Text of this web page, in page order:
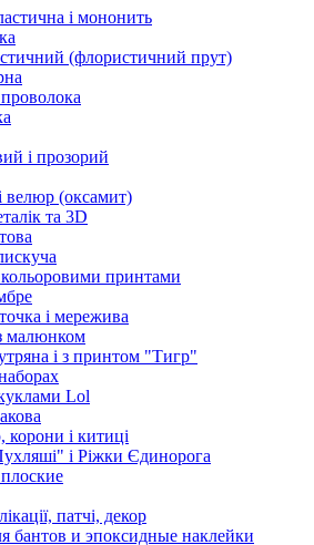
і мононить
(флористичний прут)
і прозорий
велюр (оксамит)
та 3D
принтами
і мережива
малюнком
і з принтом "Тигр"
Lol
і китиці
і Ріжки Єдинорога
патчі, декор
бантов и эпоксидные наклейки